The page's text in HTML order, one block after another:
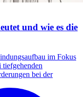
und wie es die
im Fokus
tiefgehenden
bei der